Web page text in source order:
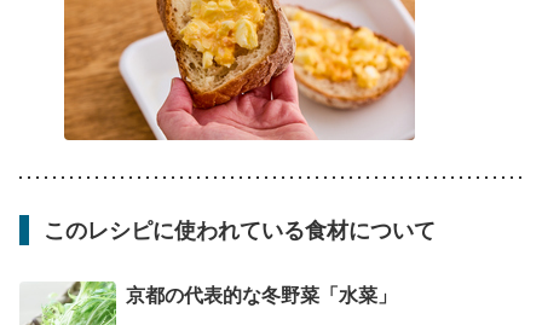
このレシピに使われている食材について
京都の代表的な冬野菜「水菜」